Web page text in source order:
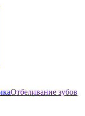
Отбеливание зубов